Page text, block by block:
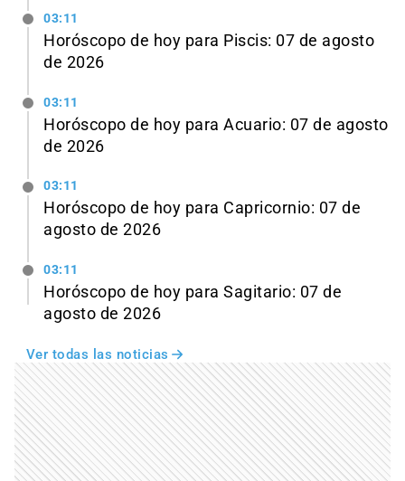
03:11
Horóscopo de hoy para Piscis: 07 de agosto
de 2026
03:11
Horóscopo de hoy para Acuario: 07 de agosto
de 2026
03:11
Horóscopo de hoy para Capricornio: 07 de
agosto de 2026
03:11
Horóscopo de hoy para Sagitario: 07 de
agosto de 2026
Ver todas las noticias